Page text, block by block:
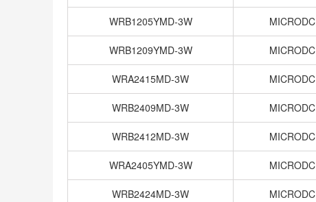
WRB1205YMD-3W MICRODC
WRB1209YMD-3W MICRODC
WRA2415MD-3W MICRODC
WRB2409MD-3W MICRODC
WRB2412MD-3W MICRODC
WRA2405YMD-3W MICRODC
WRB2424MD-3W MICRODC